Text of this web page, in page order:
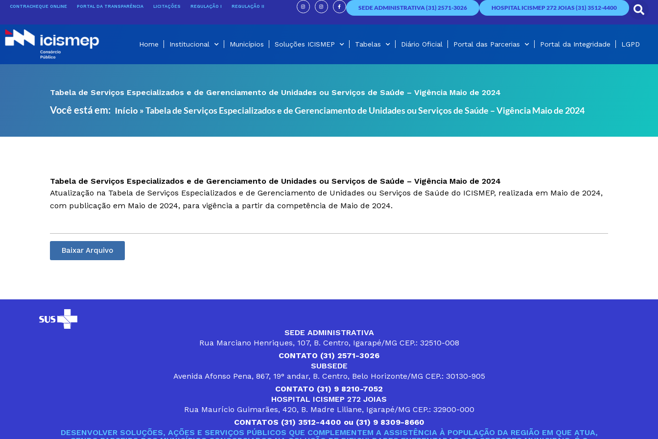
conteúdo
CONTRACHEQUE ONLINE PORTAL DA TRANSPARÊNCIA LICITAÇÕES REGULAÇÃO I REGULAÇÃO II
I
n
s
t
g
I
n
s
t
g
F
a
c
e
o
SEDE ADMINISTRATIVA (31) 2571-3026 HOSPITAL ICISMEP 272 JOIAS (31) 3512-4400
Home Institucional Municípios Soluções ICISMEP Tabelas Diário Oficial Portal das Parcerias Portal da Integridade LGPD
Tabela de Serviços Especializados e de Gerenciamento de Unidades ou Serviços de Saúde – Vigência Maio de 2024
Você está em: Início »Tabela de Serviços Especializados e de Gerenciamento de Unidades ou Serviços de Saúde – Vigência Maio de 2024
Tabela de Serviços Especializados e de Gerenciamento de Unidades ou Serviços de Saúde – Vigência Maio de 2024
Atualização na Tabela de Serviços Especializados e de Gerenciamento de Unidades ou Serviços de Saúde do ICISMEP, realizada em Maio de 2024,
com publicação em Maio de 2024, para vigência a partir da competência de Maio de 2024.
Baixar Arquivo
SEDE ADMINISTRATIVA
Rua Marciano Henriques, 107, B. Centro, Igarapé/MG CEP.: 32510-008
CONTATO (31) 2571-3026
SUBSEDE
Avenida Afonso Pena, 867, 19° andar, B. Centro, Belo Horizonte/MG CEP.: 30130-905
CONTATO (31) 9 8210-7052
HOSPITAL ICISMEP 272 JOIAS
Rua Maurício Guimarães, 420, B. Madre Liliane, Igarapé/MG CEP.: 32900-000
CONTATOS (31) 3512-4400 ou (31) 9 8309-8660
DESENVOLVER SOLUÇÕES, AÇÕES E SERVIÇOS PÚBLICOS QUE COMPLEMENTEM A ASSISTÊNCIA À POPULAÇÃO DA REGIÃO EM QUE ATUA,